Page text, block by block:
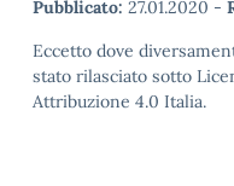
Pubblicato: 27.01.2020 -
Eccetto dove
stato rilasciato sotto
Attribuzione 4.0 Italia.